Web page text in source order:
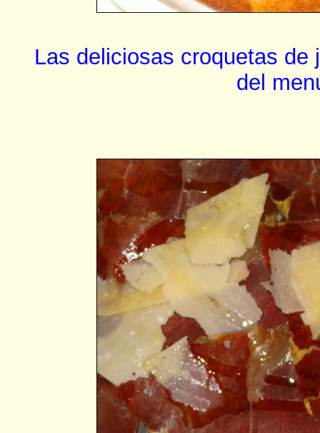
Las deliciosas croquetas de
del